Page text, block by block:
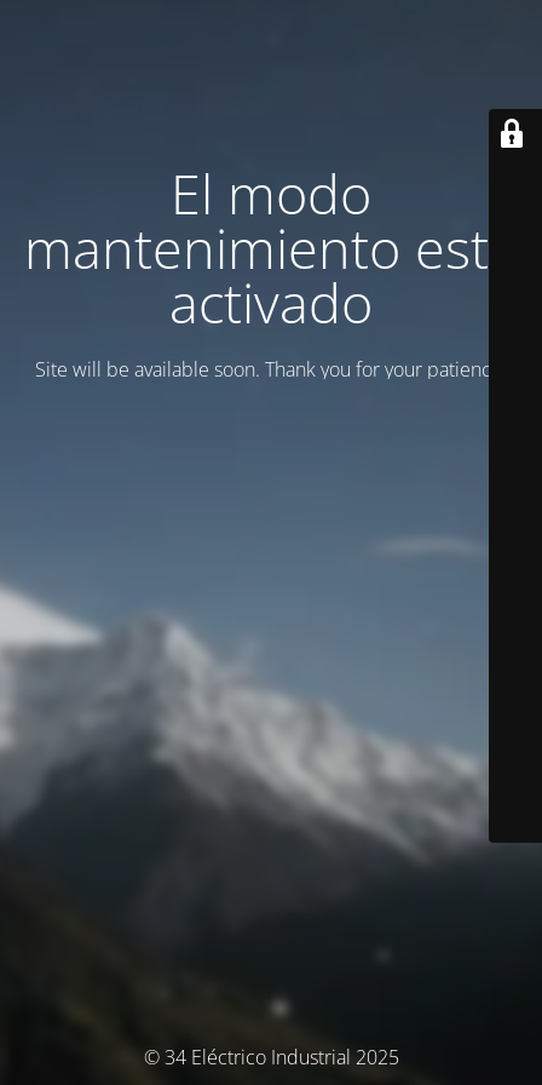
El modo
mantenimiento está
activado
Site will be available soon. Thank you for your patience!
© 34 Eléctrico Industrial 2025